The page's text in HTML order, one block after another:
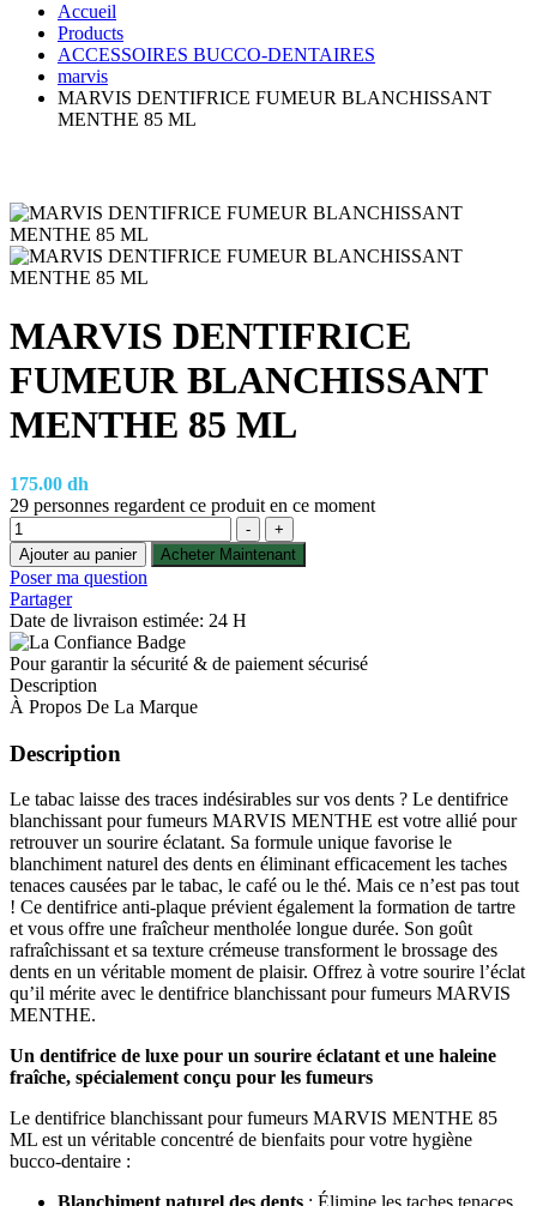
Accueil
Products
ACCESSOIRES BUCCO-DENTAIRES
marvis
MARVIS DENTIFRICE FUMEUR BLANCHISSANT
MENTHE 85 ML
MARVIS DENTIFRICE
FUMEUR BLANCHISSANT
MENTHE 85 ML
175.00 dh
29 personnes regardent ce produit en ce moment
Quantité
-
+
Ajouter au panier
Acheter Maintenant
Poser ma question
Partager
Date de livraison estimée: 24 H
Pour garantir la sécurité & de paiement sécurisé
Description
À Propos De La Marque
Description
Le tabac laisse des traces indésirables sur vos dents ? Le dentifrice
blanchissant pour fumeurs MARVIS MENTHE est votre allié pour
retrouver un sourire éclatant. Sa formule unique favorise le
blanchiment naturel des dents en éliminant efficacement les taches
tenaces causées par le tabac, le café ou le thé. Mais ce n’est pas tout
! Ce dentifrice anti-plaque prévient également la formation de tartre
et vous offre une fraîcheur mentholée longue durée. Son goût
rafraîchissant et sa texture crémeuse transforment le brossage des
dents en un véritable moment de plaisir. Offrez à votre sourire l’éclat
qu’il mérite avec le dentifrice blanchissant pour fumeurs MARVIS
MENTHE.
Un dentifrice de luxe pour un sourire éclatant et une haleine
fraîche, spécialement conçu pour les fumeurs
Le dentifrice blanchissant pour fumeurs MARVIS MENTHE 85
ML est un véritable concentré de bienfaits pour votre hygiène
bucco-dentaire :